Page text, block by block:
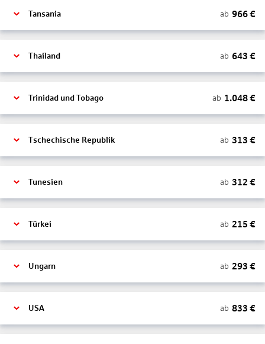
Tansania ab 966€
Thailand ab 643 €
Trinidad und Tobago ab 1.048€
Tschechische Republik ab 313 €
Tunesien ab 312 €
Türkei ab 215 €
Ungarn ab 293 €
USA ab 833 €